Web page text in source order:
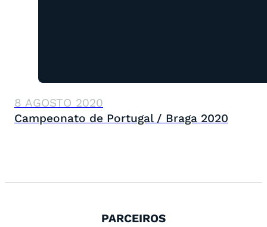
8 AGOSTO 2020
Campeonato de Portugal / Braga 2020
PARCEIROS